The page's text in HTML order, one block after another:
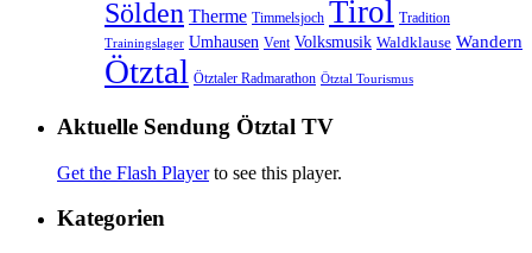
Sölden Therme Timmelsjoch Tirol Tradition
Trainingslager Umhausen Vent Volksmusik Waldklause Wandern
Ötztal Ötztaler Radmarathon Ötztal Tourismus
Aktuelle Sendung Ötztal TV
Get the Flash Playerto see this player.
Kategorien